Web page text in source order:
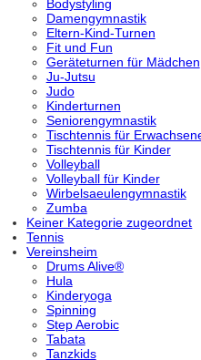
Bodystyling
Damengymnastik
Eltern-Kind-Turnen
Fit und Fun
Geräteturnen für Mädchen
Ju-Jutsu
Judo
Kinderturnen
Seniorengymnastik
Tischtennis für
Tischtennis für Kinder
Volleyball
Volleyball für Kinder
Wirbelsaeulengymnastik
Zumba
Keiner Kategorie zugeordnet
Tennis
Vereinsheim
Drums Alive®
Hula
Kinderyoga
Spinning
Step Aerobic
Tabata
Tanzkids